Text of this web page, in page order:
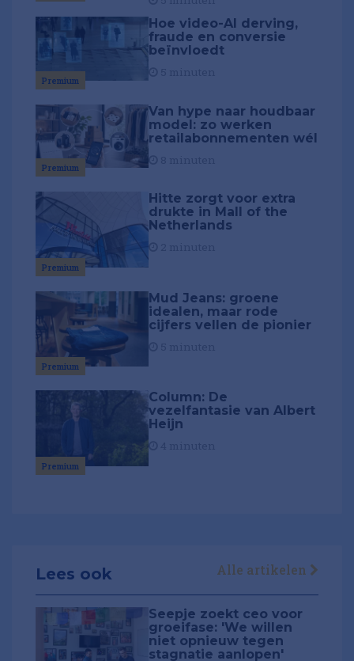
Premium
Hoe video-AI derving,
fraude en conversie
beïnvloedt
Premium
Van hype naar houdbaar
model: zo werken
retailabonnementen wél
Premium
Hitte zorgt voor extra
drukte in Mall of the
Netherlands
Premium
Mud Jeans: groene
idealen, maar rode
cijfers vellen de pionier
Premium
Column: De
vezelfantasie van Albert
Heijn
Lees ook Alle artikelen
Seepje zoekt ceo voor
groeifase: 'We willen
niet opnieuw tegen
stagnatie aanlopen'